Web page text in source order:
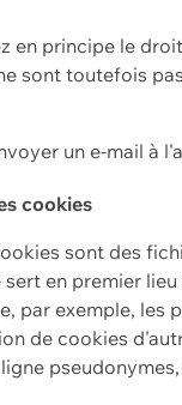
en principe le
sont toutefois
un e-mail à
cookies
sont des
en premier
par exemple, les
de cookies